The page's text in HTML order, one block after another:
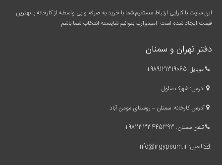
این سایت با کارایی ارتباط مستقیم شما با خرید به صرفه و بی واسطه از کارخانه با بهترین
قیمت ایجاد شده است. امیدواریم بتوانیم شایسته انتخاب شما باشم.
دفتر تهران و سمنان
موبایل: 989121319065
+
آدرس: شهرک سئول
آدرس کارخانه: سمنان – روستای مومن آباد
تلفن سمنان: 982333445393
+
ایمیل: info@irgypsum.ir